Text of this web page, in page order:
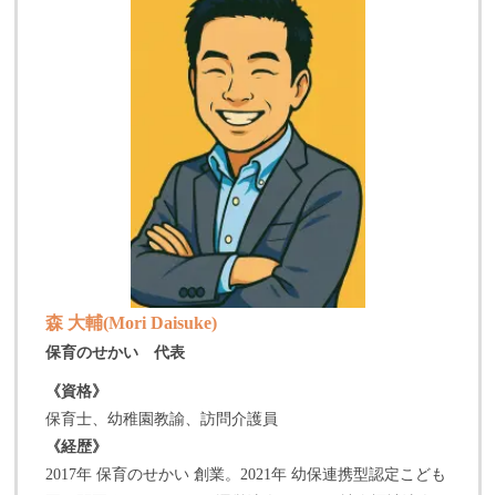
森 大輔(Mori Daisuke)
保育のせかい 代表
《資格》
保育士、幼稚園教諭、訪問介護員
《経歴》
2017年 保育のせかい 創業。2021年 幼保連携型認定こども